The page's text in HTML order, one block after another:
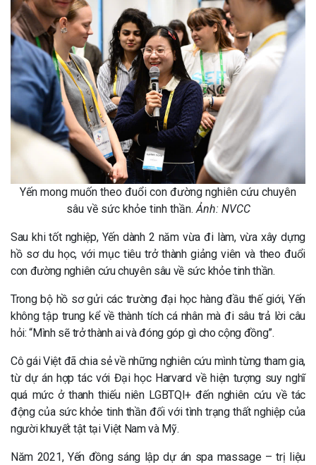
Yến mong muốn theo đuổi con đường nghiên cứu chuyên
sâu về sức khỏe tinh thần. Ảnh: NVCC
Sau khi tốt nghiệp, Yến dành 2 năm vừa đi làm, vừa xây dựng
hồ sơ du học, với mục tiêu trở thành giảng viên và theo đuổi
con đường nghiên cứu chuyên sâu về sức khỏe tinh thần.
Trong bộ hồ sơ gửi các trường đại học hàng đầu thế giới, Yến
không tập trung kể về thành tích cá nhân mà đi sâu trả lời câu
hỏi: “Mình sẽ trở thành ai và đóng góp gì cho cộng đồng”.
Cô gái Việt đã chia sẻ về những nghiên cứu mình từng tham gia,
từ dự án hợp tác với Đại học Harvard về hiện tượng suy nghĩ
quá mức ở thanh thiếu niên LGBTQI+ đến nghiên cứu về tác
động của sức khỏe tinh thần đối với tình trạng thất nghiệp của
người khuyết tật tại Việt Nam và Mỹ.
Năm 2021, Yến đồng sáng lập dự án spa massage – trị liệu